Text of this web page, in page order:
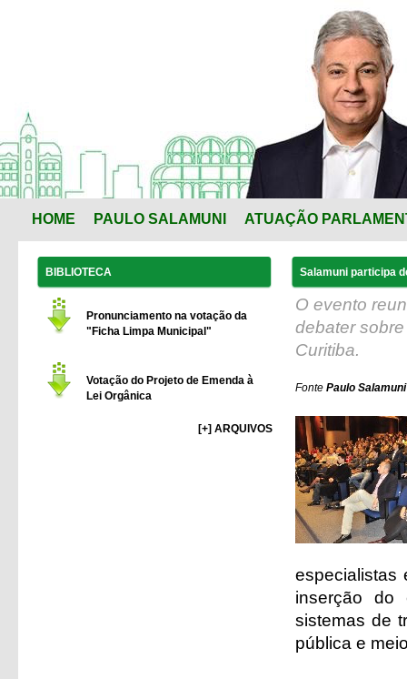
HOME PAULO SALAMUNI ATUAÇÃO
BIBLIOTECA
Pronunciamento na votação da
"Ficha Limpa Municipal"
Votação do Projeto de Emenda à
Lei Orgânica
[+] ARQUIVOS
Salamuni participa
O evento
debater
Curitiba.
Fonte Paulo
especialistas
inserção do
sistemas de
pública e